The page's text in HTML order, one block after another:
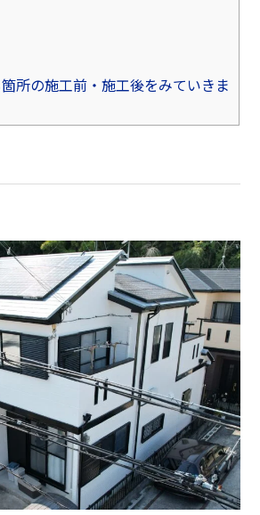
所の施工前・施工後をみていきま